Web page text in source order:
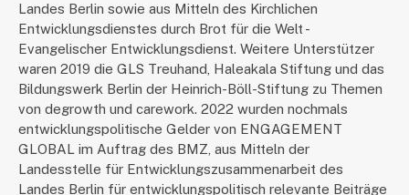
Landes Berlin sowie aus Mitteln des Kirchlichen
Entwicklungsdienstes durch Brot für die Welt -
Evangelischer Entwicklungsdienst. Weitere Unterstützer
waren 2019 die GLS Treuhand, Haleakala Stiftung und das
Bildungswerk Berlin der Heinrich-Böll-Stiftung zu Themen
von degrowth und carework. 2022 wurden nochmals
entwicklungspolitische Gelder von ENGAGEMENT
GLOBAL im Auftrag des BMZ, aus Mitteln der
Landesstelle für Entwicklungszusammenarbeit des
Landes Berlin für entwicklungspolitisch relevante Beiträge